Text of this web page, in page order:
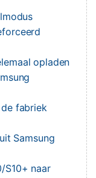
opladen
de fabriek
Samsung
S10+ naar